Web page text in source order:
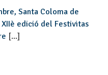
Santa Coloma de
edició del Festivitas
[...]